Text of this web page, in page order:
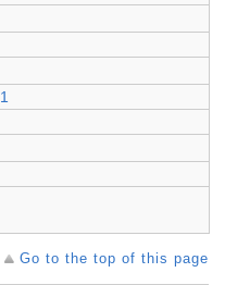
Go to the top of this page